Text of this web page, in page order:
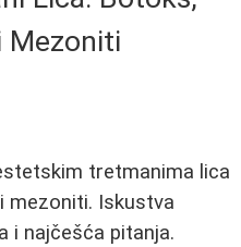
Mezoniti
tretmanima lica
mezoniti. Iskustva
i najčešća pitanja.